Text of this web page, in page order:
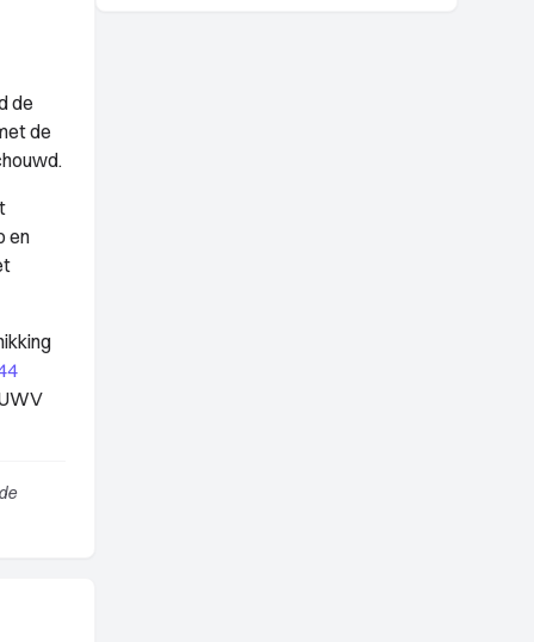
de
de
en